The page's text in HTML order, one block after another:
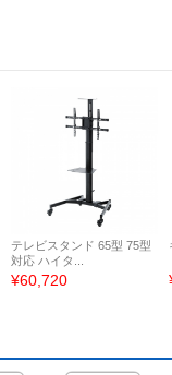
テレビスタンド 65型 75型
対応 ハイタ...
¥60,720